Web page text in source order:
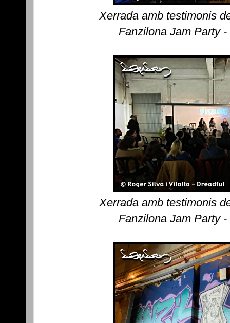
Xerrada amb testimonis
Fanzilona Jam Party
Xerrada amb testimonis
Fanzilona Jam Party